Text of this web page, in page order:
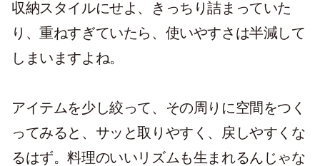
収納スタイルにせよ、きっちり詰まっていた
り、重ねすぎていたら、使いやすさは半減して
しまいますよね。
アイテムを少し絞って、その周りに空間をつく
ってみると、サッと取りやすく、戻しやすくな
るはず。料理のいいリズムも生まれるんじゃな